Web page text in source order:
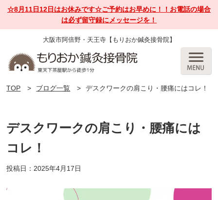
☆8月11日12日はお休みです☆ご予約はお早めに！！お電話の場合
は必ず留守録にメッセージを！
大阪市阿倍野・天王寺【もりおか鍼灸接骨院】
TOP ブログ一覧 デスクワークの肩こり・腰痛にはコレ！
デスクワークの肩こり・腰痛には
コレ！
投稿日：2025年4月17日